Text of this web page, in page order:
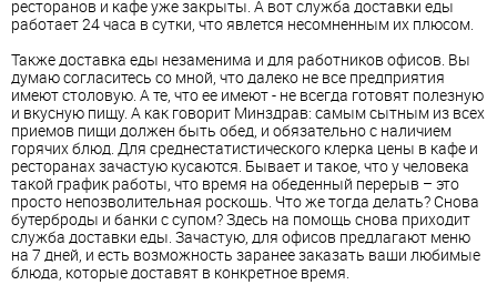
ресторанов и кафе уже закрыты. А вот служба доставки еды
работает 24 часа в сутки, что явлется несомненным их плюсом.
Также доставка еды незаменима и для работников офисов. Вы
думаю согласитесь со мной, что далеко не все предприятия
имеют столовую. А те, что ее имеют - не всегда готовят полезную
и вкусную пищу. А как говорит Минздрав: самым сытным из всех
приемов пищи должен быть обед, и обязательно с наличием
горячих блюд. Для среднестатистического клерка цены в кафе и
ресторанах зачастую кусаются. Бывает и такое, что у человека
такой график работы, что время на обеденный перерыв – это
просто непозволительная роскошь. Что же тогда делать? Снова
бутерброды и банки с супом? Здесь на помощь снова приходит
служба доставки еды. Зачастую, для офисов предлагают меню
на 7 дней, и есть возможность заранее заказать ваши любимые
блюда, которые доставят в конкретное время.